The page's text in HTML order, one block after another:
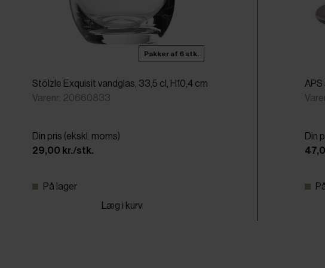
Pakker af 6 stk.
Stölzle Exquisit vandglas, 33,5 cl, H10,4 cm
Varenr: 20660833
Din pris (ekskl. moms)
29,00 kr./stk.
På lager
Læg i kurv
Din